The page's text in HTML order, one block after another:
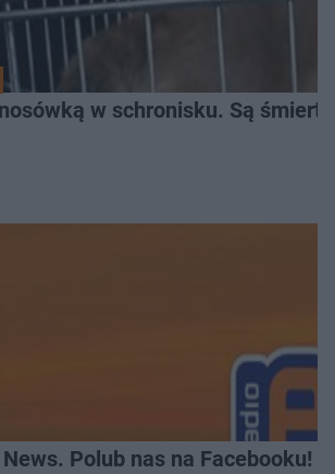
w schronisku. Są
Polub nas na Facebooku!